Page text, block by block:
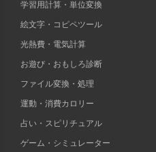
学習用計算・単位変換
絵文字・コピペツール
光熱費・電気計算
お遊び・おもしろ診断
ファイル変換・処理
運動・消費カロリー
占い・スピリチュアル
ゲーム・シミュレーター